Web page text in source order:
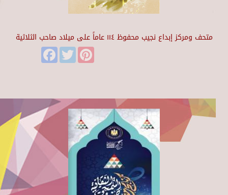
متحف ومركز إبداع نجيب محفوظ ١١٤ عاماً على ميلاد صاحب الثلاثية
FacebookTwitter